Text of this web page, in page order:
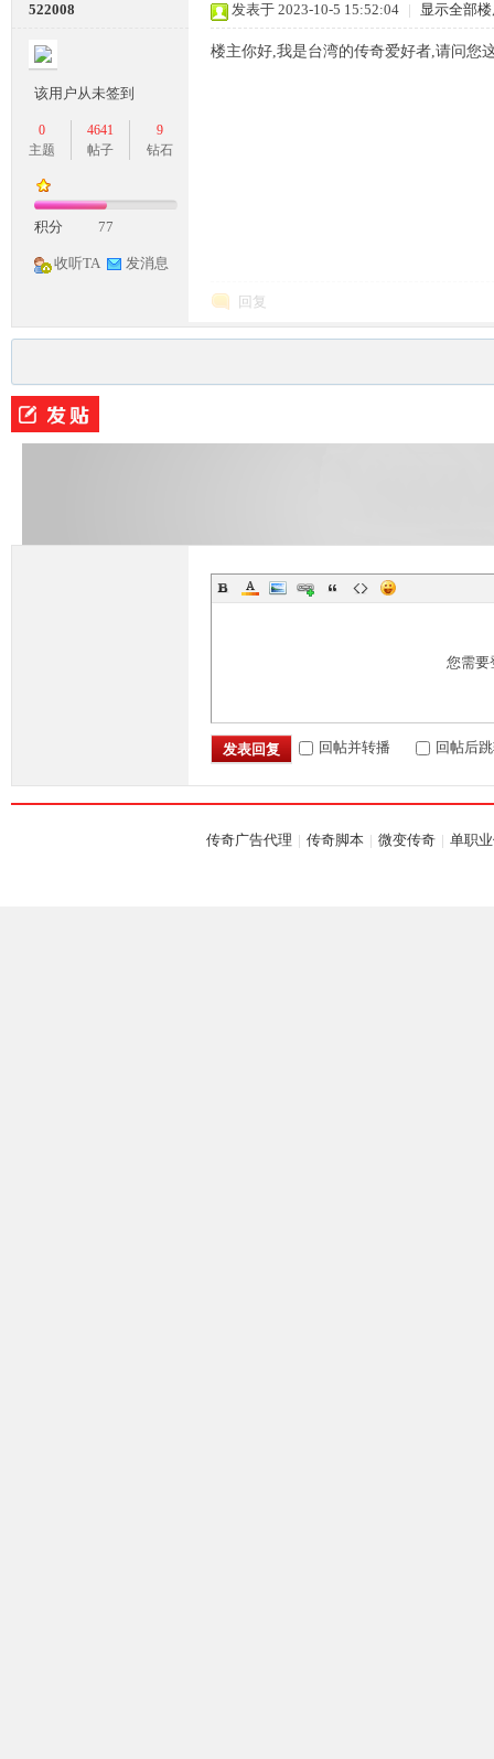
一
522008
该用户从未签到
0
主题
4641
帖子
9
钻石
积分 77
收听TA 发消息
发表于 2023-10-5 15:52:04 | 显示全部
楼主你好,我是台湾的传奇爱好者,请问您
回复
您需要
发表回复 回帖并转播 回帖后
传奇广告代理 | 传奇脚本 | 微变传奇 | 单职